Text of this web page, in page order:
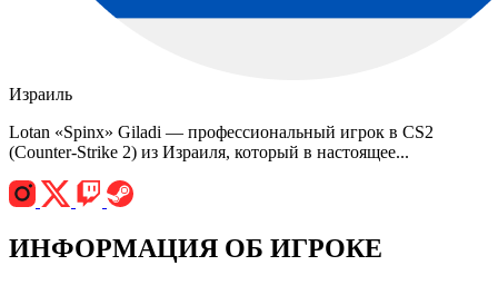
Израиль
Lotan «Spinx» Giladi — профессиональный игрок в CS2
(Counter-Strike 2) из Израиля, который в настоящее...
ИНФОРМАЦИЯ ОБ ИГРОКЕ